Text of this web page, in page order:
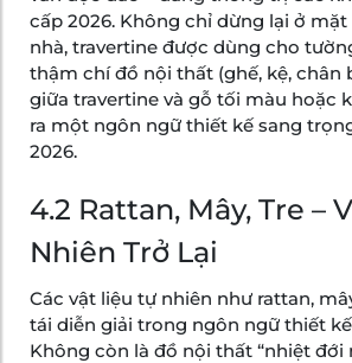
cấp 2026. Không chỉ dừng lại ở mặt
nhà, travertine được dùng cho
thậm chí đồ nội thất (ghế, kệ, chân
giữa travertine và gỗ tối màu hoặc
ra một ngôn ngữ thiết kế sang
2026.
4.2 Rattan, Mây, Tre –
Nhiên Trở Lại
Các vật liệu tự nhiên như rattan,
tái diễn giải trong ngôn ngữ thiết
Không còn là đồ nội thất “nhiệt đới